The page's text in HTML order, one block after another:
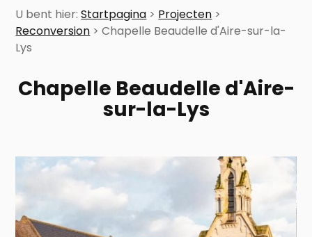
U bent hier:Startpagina > Projecten >
Reconversion >Chapelle Beaudelle d'Aire-sur-la-
Lys
Chapelle Beaudelle d'Aire-
sur-la-Lys